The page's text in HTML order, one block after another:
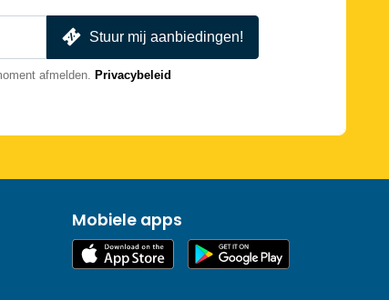
Stuur mij aanbiedingen!
afmelden. Privacybeleid
Mobiele apps